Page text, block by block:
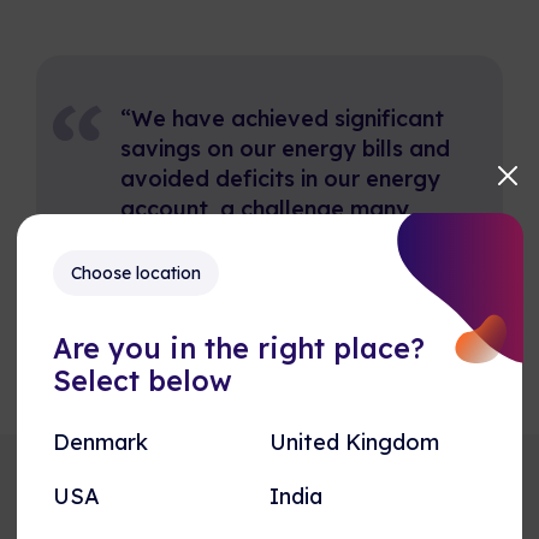
“We have achieved significant
savings on our energy bills and
avoided deficits in our energy
account, a challenge many
Choose location
Are you in the right place?
Select below
Denmark
United Kingdom
USA
India